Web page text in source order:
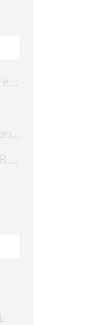
De la distracción a la acción en 7 pasos
10 Tips para bajar el estrés en Navidad
ENSEÑA A TUS HIJOS A SER AGRADECIDOS